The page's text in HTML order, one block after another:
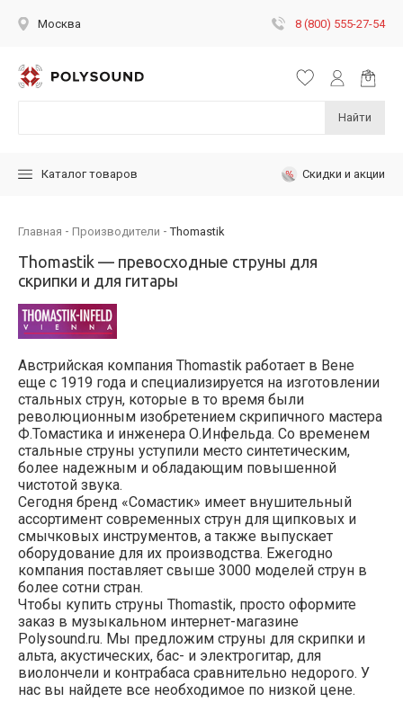
Москва 8 (800) 555-27-54
Найти
Каталог товаров Скидки и акции
Главная Производители Thomastik
Thomastik — превосходные струны для
скрипки и для гитары
Австрийская компания Thomastik работает в Вене
еще с 1919 года и специализируется на изготовлении
стальных струн, которые в то время были
революционным изобретением скрипичного мастера
Ф.Томастика и инженера О.Инфельда. Со временем
стальные струны уступили место синтетическим,
более надежным и обладающим повышенной
чистотой звука.
Сегодня бренд «Сомастик» имеет внушительный
ассортимент современных струн для щипковых и
смычковых инструментов, а также выпускает
оборудование для их производства. Ежегодно
компания поставляет свыше 3000 моделей струн в
более сотни стран.
Чтобы купить струны Thomastik, просто оформите
заказ в музыкальном интернет-магазине
Polysound.ru. Мы предложим струны для скрипки и
альта, акустических, бас- и электрогитар, для
виолончели и контрабаса сравнительно недорого. У
нас вы найдете все необходимое по низкой цене.